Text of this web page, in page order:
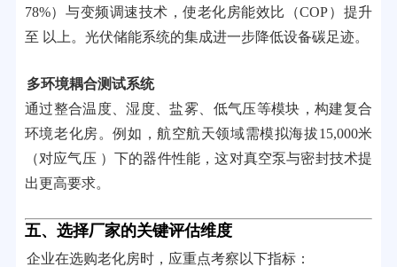
78%）与变频调速技术，使老化房能效比（COP）提升
至 以上。光伏储能系统的集成进一步降低设备碳足迹。
多环境耦合测试系统
通过整合温度、湿度、盐雾、低气压等模块，构建复合
环境老化房。例如，航空航天领域需模拟海拔15,000米
（对应气压 ）下的器件性能，这对真空泵与密封技术提
出更高要求。
五、选择厂家的关键评估维度
企业在选购老化房时，应重点考察以下指标：